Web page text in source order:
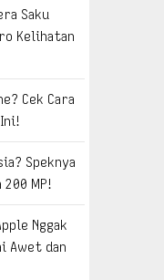
Saku
Kelihatan
Cek Cara
Speknya
MP!
Nggak
Awet dan